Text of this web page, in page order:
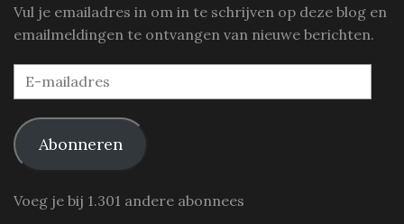
Vul je emailadres in om in te schrijven op deze blog en
emailmeldingen te ontvangen van nieuwe berichten.
E-
mailadres
Abonneren
Voeg je bij 1.301 andere abonnees